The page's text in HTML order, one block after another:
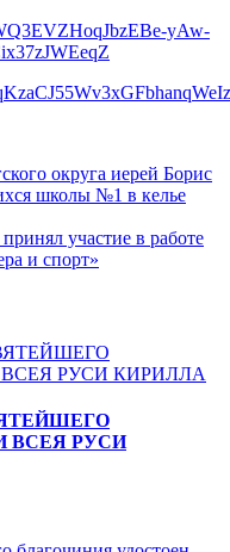
округа иерей Борис
школы №1 в келье
участие в работе
и спорт»
ВСЕЯ РУСИ